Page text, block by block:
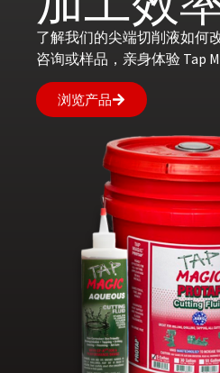
了解我们的尖端切削液如何
咨询或样品，亲身体验 Tap
浏览产品